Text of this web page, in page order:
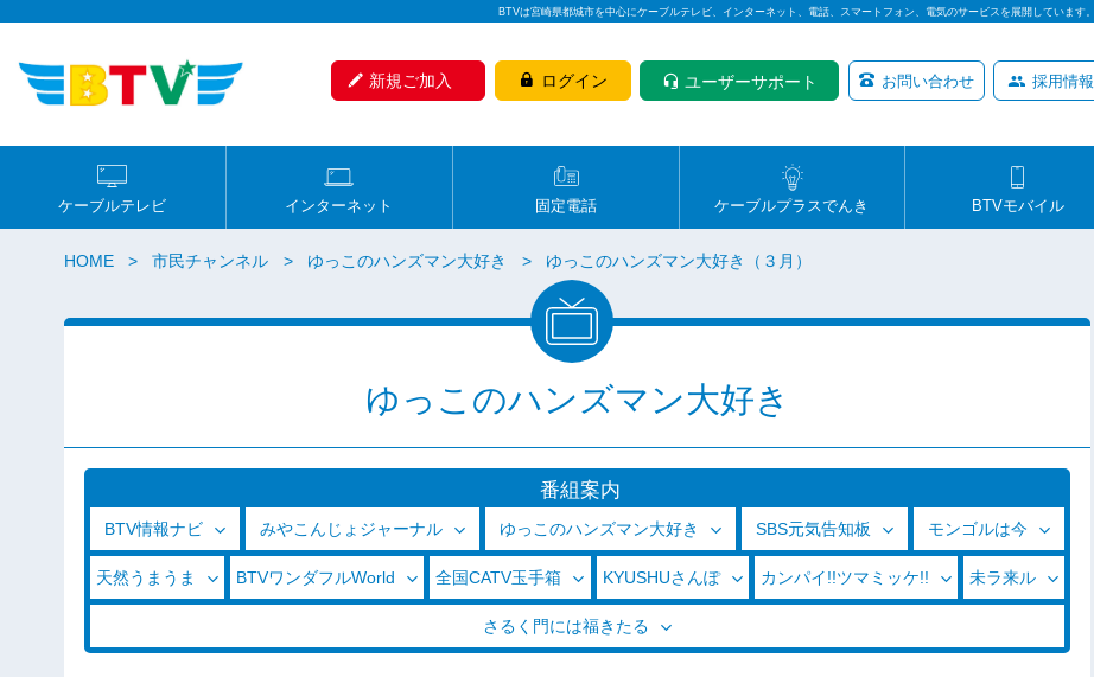
BTVは宮崎県都城市を中心にケーブルテレビ、インターネット、電話、スマートフォン、電気のサービスを展開しています。
新規ご加入 ログイン ユーザーサポート お問い合わせ 採用情報
ケーブルテレビ インターネット 固定電話 ケーブルプラスでんき BTVモバイル
HOME 市民チャンネル ゆっこのハンズマン大好き ゆっこのハンズマン大好き（３月）
ゆっこのハンズマン大好き
番組案内
BTV情報ナビ みやこんじょジャーナル ゆっこのハンズマン大好き SBS元気告知板 モンゴルは今
天然うまうま BTVワンダフルWorld 全国CATV玉手箱 KYUSHUさんぽ カンパイ!!ツマミッケ!! 未ラ来ル
さるく門には福きたる